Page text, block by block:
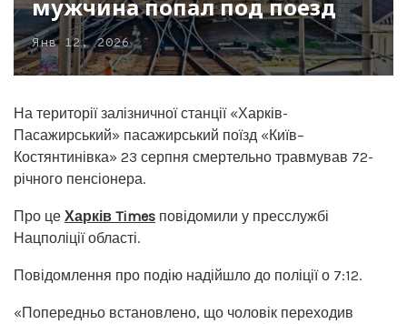
мужчина попал под поезд
Янв 12, 2026
На території залізничної станції «Харків-
Пасажирський» пасажирський поїзд «Київ–
Костянтинівка» 23 серпня смертельно травмував 72-
річного пенсіонера.
Про це Харків Times повідомили у пресслужбі
Нацполіції області.
Повідомлення про подію надійшло до поліції о 7:12.
«Попередньо встановлено, що чоловік переходив